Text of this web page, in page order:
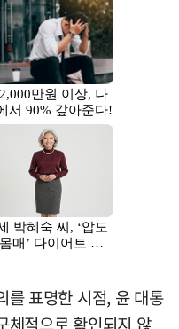
를 표명한 시점, 윤 대통
체적으로 확인되지 않